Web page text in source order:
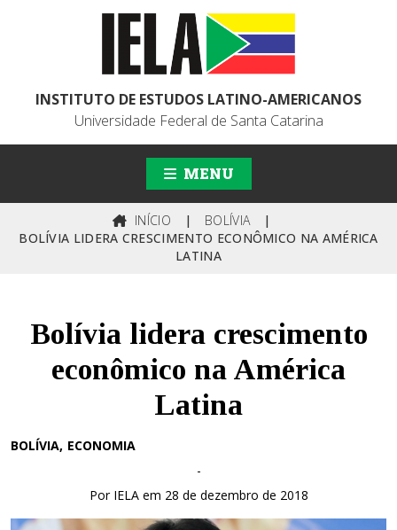
INSTITUTO DE ESTUDOS LATINO-AMERICANOS
Universidade Federal de Santa Catarina
MENU
INÍCIO | BOLÍVIA
|
BOLÍVIA LIDERA CRESCIMENTO ECONÔMICO NA AMÉRICA
LATINA
Bolívia lidera crescimento
econômico na América
Latina
BOLÍVIA ECONOMIA
-
Por IELA em 28 de dezembro de 2018